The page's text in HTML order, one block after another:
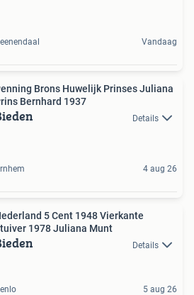
Vandaag
Brons Huwelijk Prinses Juliana
Bernhard 1937
Details
4 aug 26
5 Cent 1948 Vierkante
1978 Juliana Munt
Details
5 aug 26